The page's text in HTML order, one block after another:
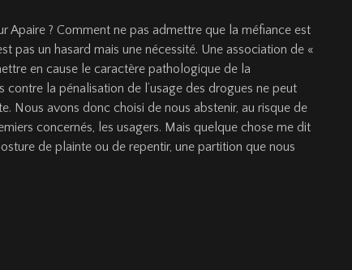
Apaire ? Com­ment ne pas admettre que la méfiance est
pas un hasard mais une nécessité. Une association de «
en cause le ca­ractère pathologique de la
la pénalisation de l’usage des drogues ne peut
Nous avons donc choisi de nous abstenir, au risque de
concer­nés, les usagers. Mais quelque chose me dit
de plainte ou de repentir, une partition que nous